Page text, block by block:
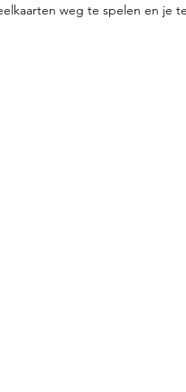
weg te spelen en je